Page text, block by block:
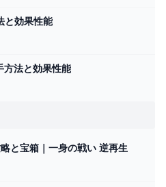
と効果性能
方法と効果性能
と宝箱｜一身の戦い 逆再生